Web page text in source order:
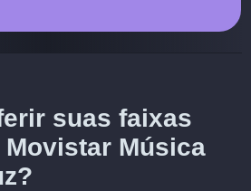
suas faixas
Música